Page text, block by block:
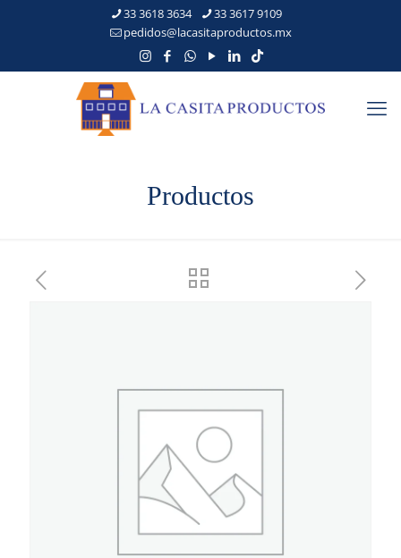
33 3618 3634
33 3617 9109
pedidos@lacasitaproductos.mx
Productos